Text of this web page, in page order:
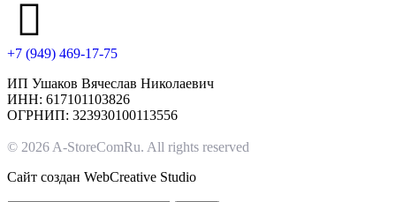
+7 (949) 469-17-75
ИП Ушаков Вячеслав Николаевич
ИНН: 617101103826
ОГРНИП: 323930100113556
© 2026 A-StoreComRu. All rights reserved
Сайт создан WebCreative Studio